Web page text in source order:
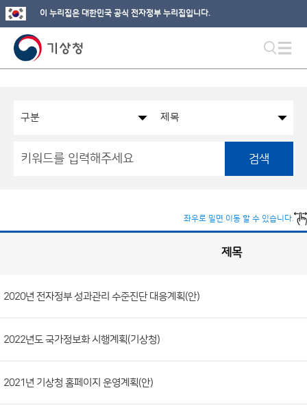
이 누리집은 대한민국 공식 전자정부 누리집입니다.
검색
좌우로 밀면 이동 할 수 있습니다.
공
개
정
보
목
록
류,
첨
제목
2020년 전자정부 성과관리 수준진단 대응계획(안)
2022년도 국가정보화 시행계획(기상청)
2021년 기상청 홈페이지 운영계획(안)